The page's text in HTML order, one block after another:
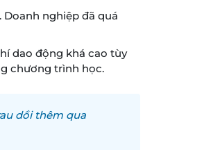
nghiệp đã quá
dao động khá cao tùy
chương trình học.
dồi thêm qua